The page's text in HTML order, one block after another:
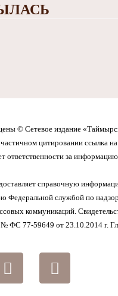
© Сетевое издание
цитировании ссылка
ответственности за
справочную
Федеральной службой по
коммуникаций.
ФС 77-59649 от 23.10.2014 г.